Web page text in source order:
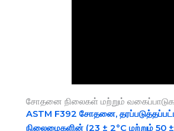
சோதனை நிலைகள் மற்றும்
ASTM F392 சோதனை,
நிலைமைகளின் (23 ± 2°C மற்றும் 50 ±